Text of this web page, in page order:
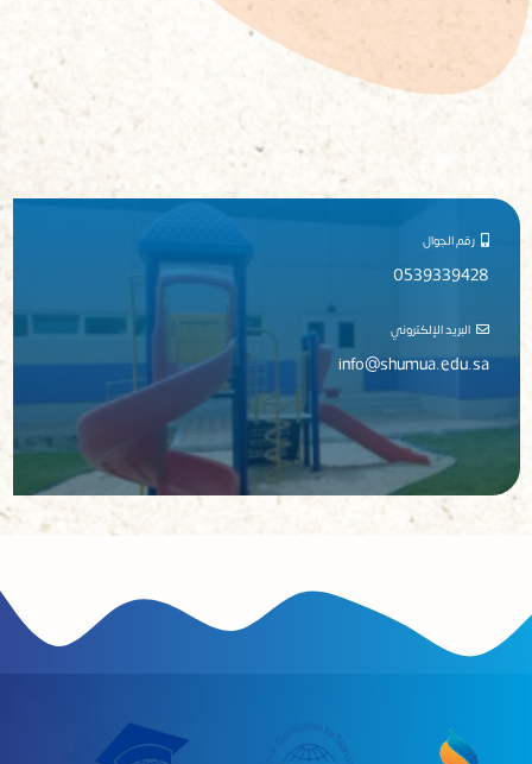
رقم الجوال
0539339428
البريد الإلكتروني
info@shumua.edu.sa